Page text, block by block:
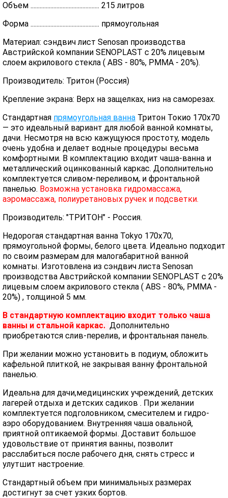
Объем ............................................. 215 литров
Форма ............................................. прямоугольная
Материал: сэндвич лист Senosan производства
Австрийской компании SENOPLAST c 20% лицевым
слоем акрилового стекла ( ABS - 80%, PMMA - 20%).
Производитель: Тритон (Россия)
Крепление экрана: Верх на защелках, низ на саморезах.
Стандартная прямоугольная ванна Тритон Токио 170х70
— это идеальный вариант для любой ванной комнаты,
дачи. Несмотря на всю кажущуюся простоту, модель
очень удобна и делает водные процедуры весьма
комфортными. В комплектацию входит чаша-ванна и
металлический оцинкованный каркас. Дополнительно
комплектуется сливом-переливом, и фронтальной
панелью. Возможна установка гидромассажа,
аэромассажа, полиуретановых ручек и подсветки.
Производитель: "ТРИТОН" - Россия.
Недорогая стандартная ванна Tokyo 170x70,
прямоугольной формы, белого цвета. Идеально подходит
по своим размерам для малогабаритной ванной
комнаты. Изготовлена из сэндвич листа Senosan
производства Австрийской компании SENOPLAST c 20%
лицевым слоем акрилового стекла ( ABS - 80%, PMMA -
20%) , толщиной 5 мм.
В стандартную комплектацию входит только чаша
ванны и стальной каркас. Дополнительно
приобретаются слив-перелив, и фронтальная панель.
При желании можно установить в подиум, обложить
кафельной плиткой, не закрывая ванну фронтальной
панелью.
Идеальна для дачи,медицинских учреждений, детских
лагерей отдыха и детских садиков . При желании
комплектуется подголовником, смесителем и гидро-
аэро оборудованием. Внутренняя чаша овальной,
приятной оптикаемой формы. Доставит большое
удовольствие от принятия ванны, позволит
расслабиться после рабочего дня, снять стресс и
улутшит настроение.
Стандартный объем при минимальных размерах
достигнут за счет узких бортов.